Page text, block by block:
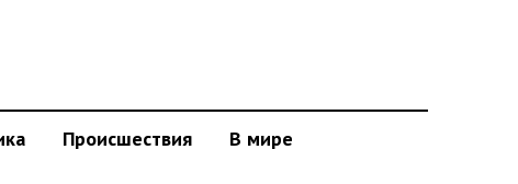
Происшествия В мире